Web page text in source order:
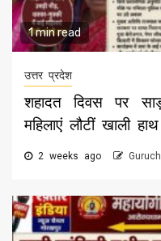
1 min read
उत्तर प्रदेश
शहादत दिवस पर
महिलाएं लौटीं खाली हाथ
2 weeks ago